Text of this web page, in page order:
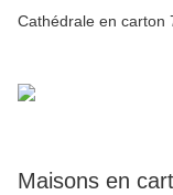
Cathédrale en carton
Maisons en